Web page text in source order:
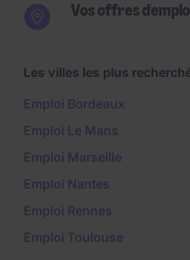
Vos offres
Les villes les plus
Emploi Bordeaux
Emploi Le Mans
Emploi Marseille
Emploi Nantes
Emploi Rennes
Emploi Toulouse